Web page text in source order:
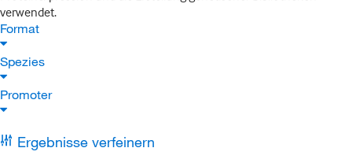
verwendet.
Format
Spezies
Promoter
Ergebnisse verfeinern